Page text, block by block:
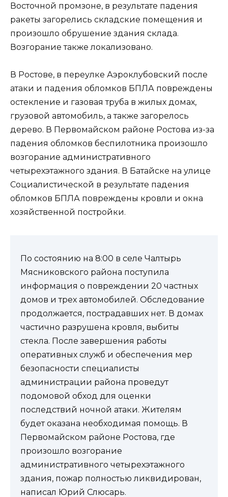
Восточной промзоне, в результате падения
ракеты загорелись складские помещения и
произошло обрушение здания склада.
Возгорание также локализовано.
В Ростове, в переулке Аэроклубовский после
атаки и падения обломков БПЛА повреждены
остекление и газовая труба в жилых домах,
грузовой автомобиль, а также загорелось
дерево. В Первомайском районе Ростова из-за
падения обломков беспилотника произошло
возгорание административного
четырехэтажного здания. В Батайске на улице
Социалистической в результате падения
обломков БПЛА повреждены кровли и окна
хозяйственной постройки.
По состоянию на 8:00 в селе Чалтырь
Мясниковского района поступила
информация о повреждении 20 частных
домов и трех автомобилей. Обследование
продолжается, пострадавших нет. В домах
частично разрушена кровля, выбиты
стекла. После завершения работы
оперативных служб и обеспечения мер
безопасности специалисты
администрации района проведут
подомовой обход для оценки
последствий ночной атаки. Жителям
будет оказана необходимая помощь. В
Первомайском районе Ростова, где
произошло возгорание
административного четырехэтажного
здания, пожар полностью ликвидирован,
написал Юрий Слюсарь.